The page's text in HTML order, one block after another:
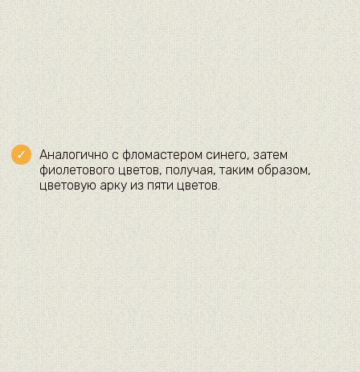
Аналогично с фломастером синего, затем
фиолетового цветов, получая, таким образом,
цветовую арку из пяти цветов.